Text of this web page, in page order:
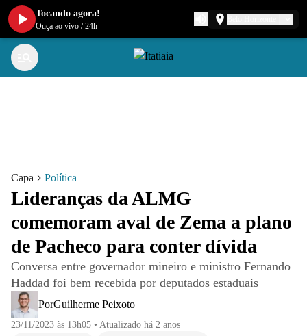
Capa Política
Lideranças da ALMG
comemoram aval de Zema a plano
de Pacheco para conter dívida
Conversa entre governador mineiro e ministro Fernando
Haddad foi bem recebida por deputados estaduais
PorGuilherme Peixoto
23/11/2023 às 13h05 • Atualizado há 2 anos
Tocando agora!
Ouça ao vivo /24h